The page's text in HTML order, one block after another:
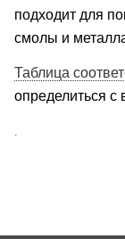
подходит для
смолы и
Таблица
определиться с
.